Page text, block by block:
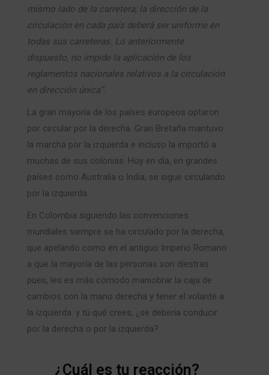
mismo lado de la carretera; la dirección de la
circulación en cada país deberá ser uniforme en
todas sus carreteras. Lo anteriormente
dispuesto, no impide la aplicación de los
reglamentos nacionales relativos a la circulación
en dirección única”.
La gran mayoría de los países europeos optaron
por circular por la derecha. Gran Bretaña mantuvo
la marcha por la izquierda e incluso la importó a
muchas de sus colonias. Hoy en día, en grandes
países como Australia o India, se sigue circulando
por la izquierda.
En Colombia siguiendo las convenciones
mundiales siempre se ha circulado por la derecha,
que apelando como en el antiguo Imperio Romano
a que la mayoría de las personas son diestras
pues, les es más cómodo maniobrar la caja de
cambios con la mano derecha y tener el volante a
la izquierda. y tú qué crees, ¿se debería conducir
por la derecha o por la izquierda?
¿Cuál es tu reacción?